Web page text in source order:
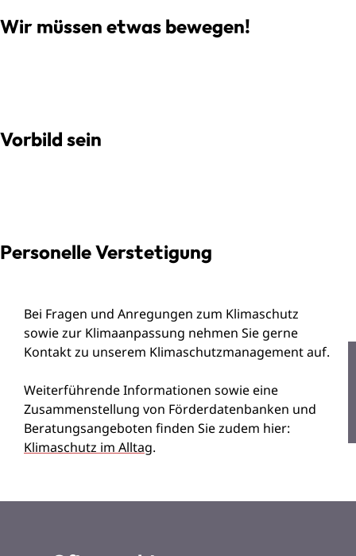
Wir müssen etwas bewegen!
Vorbild sein
Personelle Verstetigung
Bei Fragen und Anregungen zum Klimaschutz
sowie zur Klimaanpassung nehmen Sie gerne
Kontakt zu unserem Klimaschutzmanagement auf.
Weiterführende Informationen sowie eine
Zusammenstellung von Förderdatenbanken und
Beratungsangeboten finden Sie zudem hier:
Klimaschutz im Alltag.